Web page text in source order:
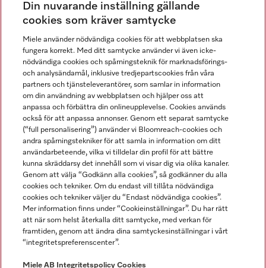
Gå med i vår gemenskap
Miele AB
Allmänna villkor
Användarvillkor
Miele tillgänglighetsförklaring
Lagen om digitala tjänster
Miele på LinkedIn
Miele på Facebook
Miele på Instagram
Miele på Youtube
Din nuvarande inställning gällande
cookies som kräver samtycke
Miele använder nödvändiga cookies för att webbplatsen ska
fungera korrekt. Med ditt samtycke använder vi även icke-
nödvändiga cookies och spårningsteknik för marknadsförings-
och analysändamål, inklusive tredjepartscookies från våra
partners och tjänsteleverantörer, som samlar in information
om din användning av webbplatsen och hjälper oss att
anpassa och förbättra din onlineupplevelse. Cookies används
också för att anpassa annonser. Genom ett separat samtycke
(“full personalisering”) använder vi Bloomreach-cookies och
andra spårningstekniker för att samla in information om ditt
användarbeteende, vilka vi tilldelar din profil för att bättre
kunna skräddarsy det innehåll som vi visar dig via olika kanaler.
Genom att välja “Godkänn alla cookies”, så godkänner du alla
cookies och tekniker. Om du endast vill tillåta nödvändiga
cookies och tekniker väljer du “Endast nödvändiga cookies”.
Mer information finns under “Cookieinställningar”. Du har rätt
att när som helst återkalla ditt samtycke, med verkan för
framtiden, genom att ändra dina samtyckesinställningar i vårt
“integritetspreferenscenter”.
Miele AB Integritetspolicy Cookies